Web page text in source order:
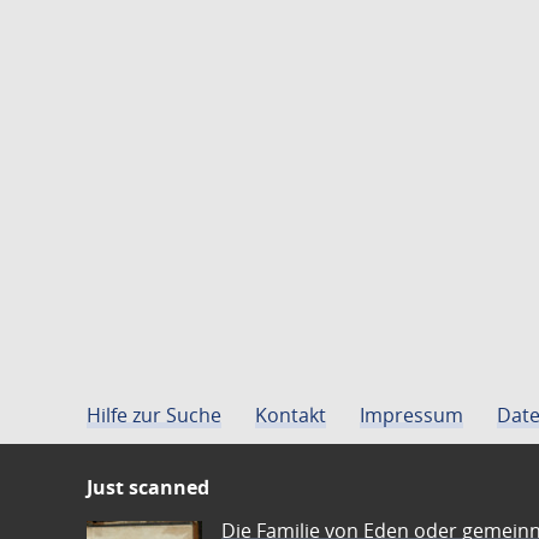
Hilfe zur Suche Kontakt Impressum
Just scanned
Die Familie von Eden oder